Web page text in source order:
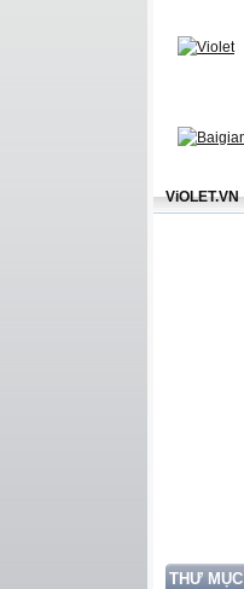
ViOLET.VN
THƯ MỤC